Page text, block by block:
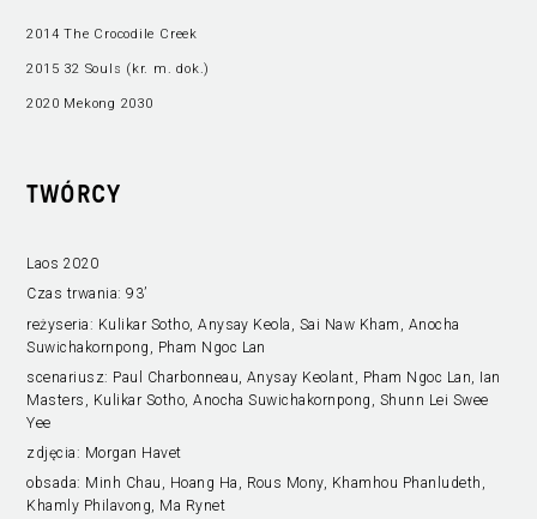
TWÓRCY
Laos 2020
Czas trwania: 93’
reżyseria: Kulikar Sotho, Anysay Keola, Sai Naw Kham, Anocha
Suwichakornpong, Pham Ngoc Lan
scenariusz: Paul Charbonneau, Anysay Keolant, Pham Ngoc Lan, Ian
Masters, Kulikar Sotho, Anocha Suwichakornpong, Shunn Lei Swee
Yee
zdjęcia: Morgan Havet
obsada: Minh Chau, Hoang Ha, Rous Mony, Khamhou Phanludeth,
Khamly Philavong, Ma Rynet
2014 The Crocodile Creek
2015 32 Souls (kr. m. dok.)
2020 Mekong 2030